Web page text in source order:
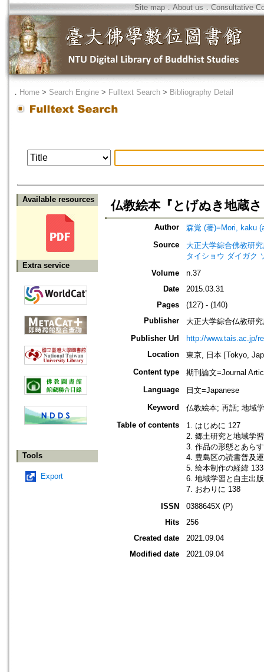
Site map．About us ． Consultative
． Home > Search Engine > Fulltext Search > Bibliography Detail
Available resources
Extra service
Tools
Export
仏教絵本『とげぬき地蔵
Author
森覚 (著)=Mori, kaku
Source
大正大学綜合佛教研
タイショウ ダイガク
Volume
n.37
Date
2015.03.31
Pages
(127) - (140)
Publisher
大正大学綜合仏教研
Publisher Url
http://www.tais.ac.jp/
Location
東京, 日本 [Tokyo,
Content type
期刊論文=Journal
Language
日文=Japanese
Keyword
仏教絵本; 再話; 地域
Table of contents
1. はじめに 127
2. 郷土研究と地域学
3. 作品の形態とあら
4. 豊島区の読書普及
5. 绘本制作の経緯 133
6. 地域学習と自主出
7. おわりに 138
ISSN
0388645X (P)
Hits
256
Created date
2021.09.04
Modified date
2021.09.04